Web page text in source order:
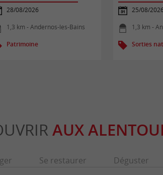
28/08/2026
1,3 km - Andernos-les-Bains
Patrimoine
25/08/2026
1,3 km -
Sorties
AUX
Se restaurer Déguster